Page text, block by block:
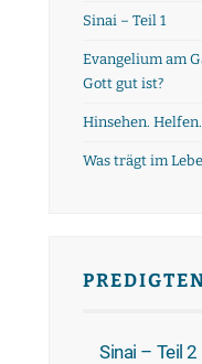
Sinai – Teil 1
Evangelium am
Gott gut ist?
Hinsehen.
Was trägt im
Sinai – Teil 2